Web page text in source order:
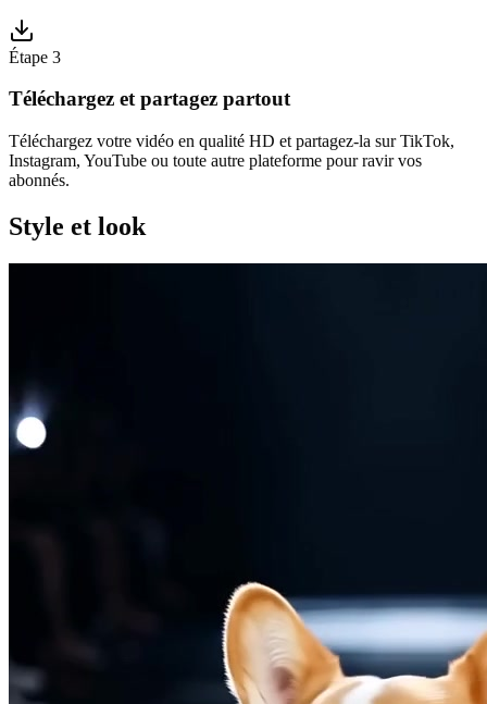
Étape 3
Téléchargez et partagez partout
Téléchargez votre vidéo en qualité HD et partagez-la sur TikTok,
Instagram, YouTube ou toute autre plateforme pour ravir vos
abonnés.
Style et look